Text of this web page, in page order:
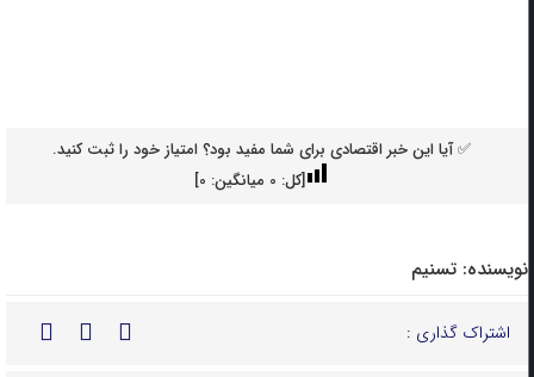
✅ آیا این خبر اقتصادی برای شما مفید بود؟ امتیاز خود را ثبت کنید.
[کل: 0میانگین: 0
]
نویسنده: تسنیم
اشتراک گذاری :